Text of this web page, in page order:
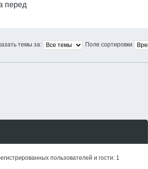
перед
темы за: Поле сортировки
пользователей и гости: 1